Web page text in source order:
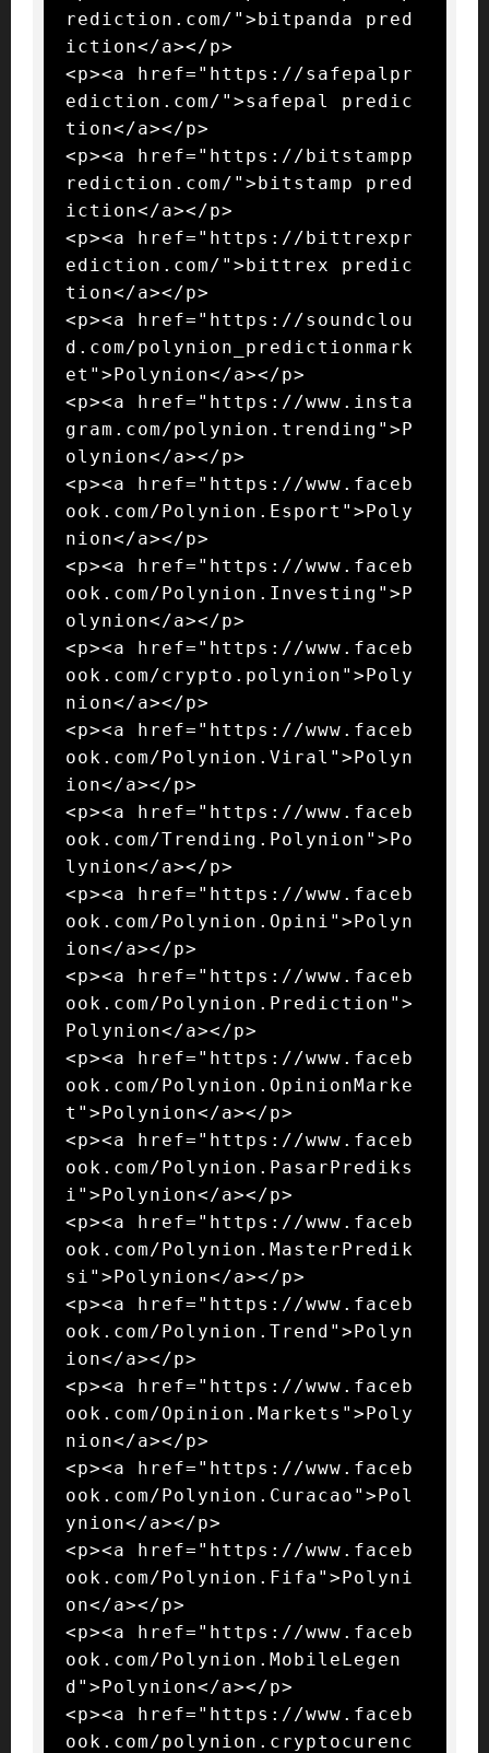
rediction.com/">bitpanda pred
iction</a></p>
<p><a href="https://safepalpr
ediction.com/">safepal predic
tion</a></p>
<p><a href="https://bitstampp
rediction.com/">bitstamp pred
iction</a></p>
<p><a href="https://bittrexpr
ediction.com/">bittrex predic
tion</a></p>
<p><a href="https://soundclou
d.com/polynion_predictionmark
et">Polynion</a></p>
<p><a href="https://www.insta
gram.com/polynion.trending">P
olynion</a></p>
<p><a href="https://www.faceb
ook.com/Polynion.Esport">Poly
nion</a></p>
<p><a href="https://www.faceb
ook.com/Polynion.Investing">P
olynion</a></p>
<p><a href="https://www.faceb
ook.com/crypto.polynion">Poly
nion</a></p>
<p><a href="https://www.faceb
ook.com/Polynion.Viral">Polyn
ion</a></p>
<p><a href="https://www.faceb
ook.com/Trending.Polynion">Po
lynion</a></p>
<p><a href="https://www.faceb
ook.com/Polynion.Opini">Polyn
ion</a></p>
<p><a href="https://www.faceb
ook.com/Polynion.Prediction">
Polynion</a></p>
<p><a href="https://www.faceb
ook.com/Polynion.OpinionMarke
t">Polynion</a></p>
<p><a href="https://www.faceb
ook.com/Polynion.PasarPrediks
i">Polynion</a></p>
<p><a href="https://www.faceb
ook.com/Polynion.MasterPredik
si">Polynion</a></p>
<p><a href="https://www.faceb
ook.com/Polynion.Trend">Polyn
ion</a></p>
<p><a href="https://www.faceb
ook.com/Opinion.Markets">Poly
nion</a></p>
<p><a href="https://www.faceb
ook.com/Polynion.Curacao">Pol
ynion</a></p>
<p><a href="https://www.faceb
ook.com/Polynion.Fifa">Polyni
on</a></p>
<p><a href="https://www.faceb
ook.com/Polynion.MobileLegen
d">Polynion</a></p>
<p><a href="https://www.faceb
ook.com/polynion.cryptocurenc